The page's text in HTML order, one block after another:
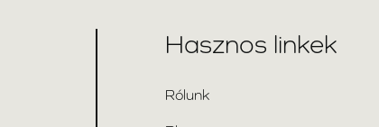
Hasznos linkek
Rólunk